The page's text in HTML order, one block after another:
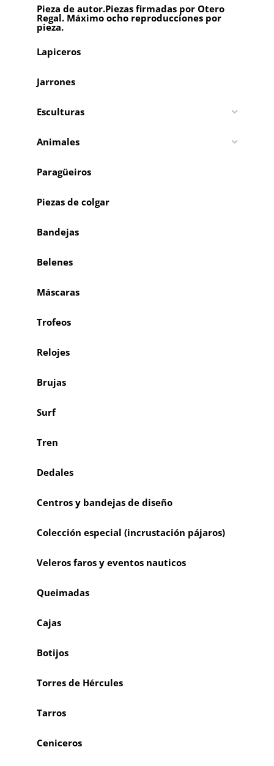
Pieza de autor.Piezas firmadas por Otero
Regal. Máximo ocho reproducciones por
pieza.
Lapiceros
Jarrones
Esculturas
Animales
Paragüeiros
Piezas de colgar
Bandejas
Belenes
Máscaras
Trofeos
Relojes
Brujas
Surf
Tren
Dedales
Centros y bandejas de diseño
Colección especial (incrustación pájaros)
Veleros faros y eventos nauticos
Queimadas
Cajas
Botijos
Torres de Hércules
Tarros
Ceniceros